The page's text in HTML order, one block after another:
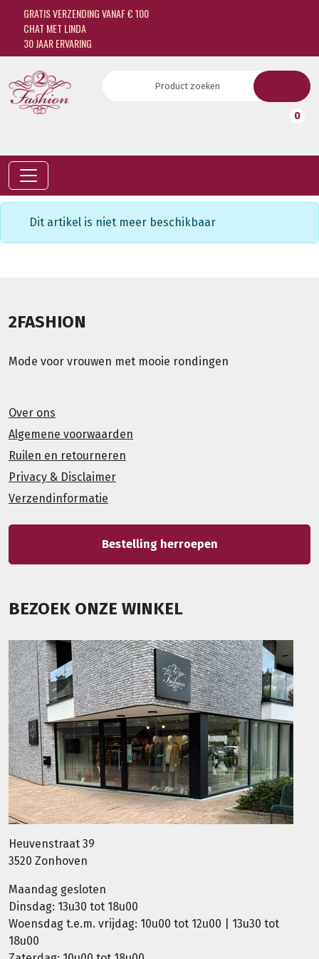
GRATIS VERZENDING VANAF € 100
CHAT MET LINDA
30 JAAR ERVARING
0
Dit artikel is niet meer beschikbaar
2FASHION
Mode voor vrouwen met mooie rondingen
Over ons
Algemene voorwaarden
Ruilen en retourneren
Privacy & Disclaimer
Verzendinformatie
Bestelling herroepen
BEZOEK ONZE WINKEL
Heuvenstraat 39
3520 Zonhoven
Maandag gesloten
Dinsdag: 13u30 tot 18u00
Woensdag t.e.m. vrijdag: 10u00 tot 12u00 | 13u30 tot
18u00